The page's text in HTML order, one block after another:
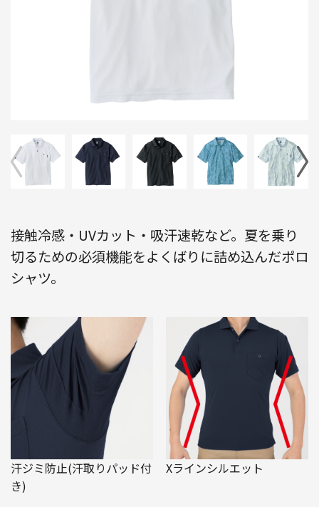
接触冷感・UVカット・吸汗速乾など。夏を乗り
切るための必須機能をよくばりに詰め込んだポロ
シャツ。
汗ジミ防止(汗取りパッド付
き)
Xラインシルエット